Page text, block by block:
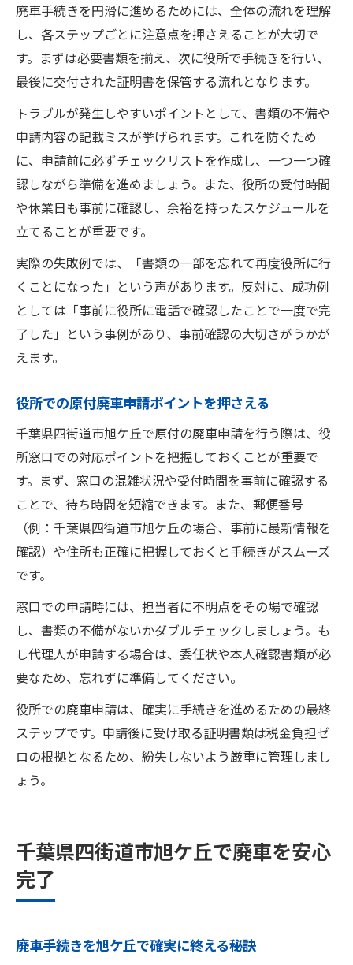
廃車手続きを円滑に進めるためには、全体の流れを理解
し、各ステップごとに注意点を押さえることが大切で
す。まずは必要書類を揃え、次に役所で手続きを行い、
最後に交付された証明書を保管する流れとなります。
トラブルが発生しやすいポイントとして、書類の不備や
申請内容の記載ミスが挙げられます。これを防ぐため
に、申請前に必ずチェックリストを作成し、一つ一つ確
認しながら準備を進めましょう。また、役所の受付時間
や休業日も事前に確認し、余裕を持ったスケジュールを
立てることが重要です。
実際の失敗例では、「書類の一部を忘れて再度役所に行
くことになった」という声があります。反対に、成功例
としては「事前に役所に電話で確認したことで一度で完
了した」という事例があり、事前確認の大切さがうかが
えます。
役所での原付廃車申請ポイントを押さえる
千葉県四街道市旭ケ丘で原付の廃車申請を行う際は、役
所窓口での対応ポイントを把握しておくことが重要で
す。まず、窓口の混雑状況や受付時間を事前に確認する
ことで、待ち時間を短縮できます。また、郵便番号
（例：千葉県四街道市旭ケ丘の場合、事前に最新情報を
確認）や住所も正確に把握しておくと手続きがスムーズ
です。
窓口での申請時には、担当者に不明点をその場で確認
し、書類の不備がないかダブルチェックしましょう。も
し代理人が申請する場合は、委任状や本人確認書類が必
要なため、忘れずに準備してください。
役所での廃車申請は、確実に手続きを進めるための最終
ステップです。申請後に受け取る証明書類は税金負担ゼ
ロの根拠となるため、紛失しないよう厳重に管理しまし
ょう。
千葉県四街道市旭ケ丘で廃車を安心
完了
廃車手続きを旭ケ丘で確実に終える秘訣